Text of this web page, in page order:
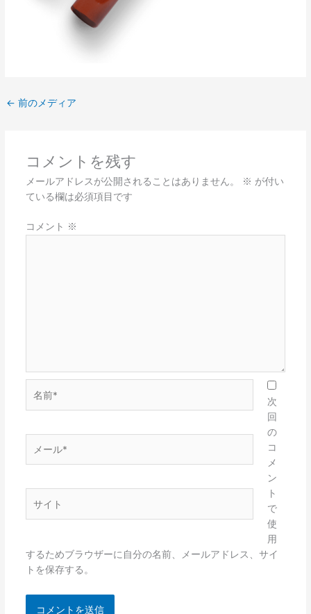
← 前のメディア
コメントを残す
メールアドレスが公開されることはありません。 ※ が付い
ている欄は必須項目です
コメント ※
前
ー
*
次
回
の
コ
メ
ン
ト
で
使
用
するためブラウザーに自分の名前、メールアドレス、サイ
トを保存する。